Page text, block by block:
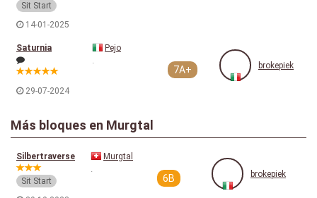
Sit Start
14-01-2025
Saturnia
29-07-2024
Pejo
.
7A+ brokepiek
Más bloques en Murgtal
Silbertraverse
Sit Start
Murgtal
.
6B brokepiek